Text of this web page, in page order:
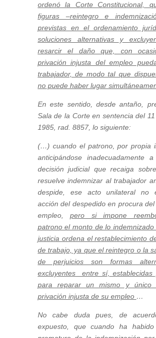
ordenó la Corte Constitucional,
figuras –reintegro e
previstas en el ordenamiento
soluciones alternativas y
resarcir el daño que, con
privación injusta del empleo
trabajador, de modo tal que
no puede haber lugar
En este sentido, desde antaño,
Sala de la Corte en sentencia del
1985, rad. 8857, lo siguiente:
(…) cuando el patrono, por propia
anticipándose inadecuadamente
decisión judicial que recaiga
resuelve indemnizar al trabajador
despide, ese acto unilateral no
acción del despedido en procura
empleo,pero si impone
patrono el monto de lo indemnizado
justicia ordena el restablecimiento
de trabajo, ya que el reintegro o la
de perjuicios son formas
excluyentes entre sí,
para reparar un mismo y único
privación injusta de su empleo …
No cabe duda pues, de
expuesto, que cuando ha